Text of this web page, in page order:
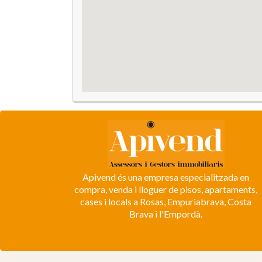
Apivend és una empresa especialitzada en
compra, venda i lloguer de pisos, apartaments,
cases i locals a Rosas, Empuriabrava, Costa
Brava i l'Empordà.